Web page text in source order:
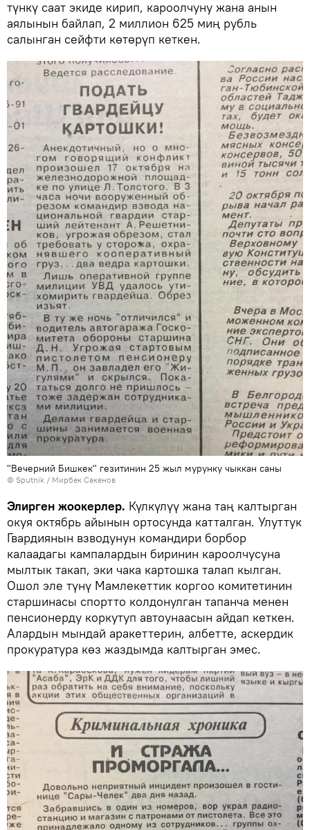
түнкү саат экиде кирип, кароолчуну жана анын
аялынын байлап, 2 миллион 625 миң рубль
салынган сейфти көтөрүп кеткен.
"Вечерний Бишкек" гезитинин 25 жыл мурунку чыккан саны
© Sputnik / Мирбек Сакенов
Элирген жоокерлер. Күлкүлүү жана таң калтырган
окуя октябрь айынын ортосунда катталган. Улуттук
Гвардиянын взводунун командири борбор
калаадагы кампалардын биринин кароолчусуна
мылтык такап, эки чака картошка талап кылган.
Ошол эле түнү Мамлекеттик коргоо комитетинин
старшинасы спортто колдонулган тапанча менен
пенсионерду коркутуп автоунаасын айдап кеткен.
Алардын мындай аракеттерин, албетте, аскердик
прокуратура көз жаздымда калтырган эмес.